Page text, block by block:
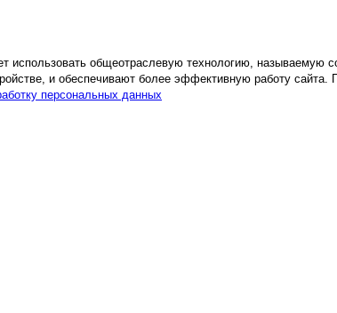
использовать общеотраслевую технологию,
и обеспечивают более эффективную работу
персональных данных